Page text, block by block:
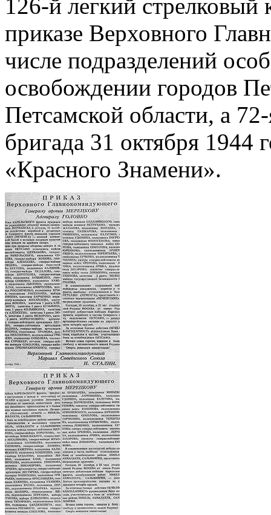
126-й легкий стрелковый
приказе Верховного
числе подразделений
освобождении городов
Петсамской области, а
бригада 31 октября 1944
«Красного Знамени».